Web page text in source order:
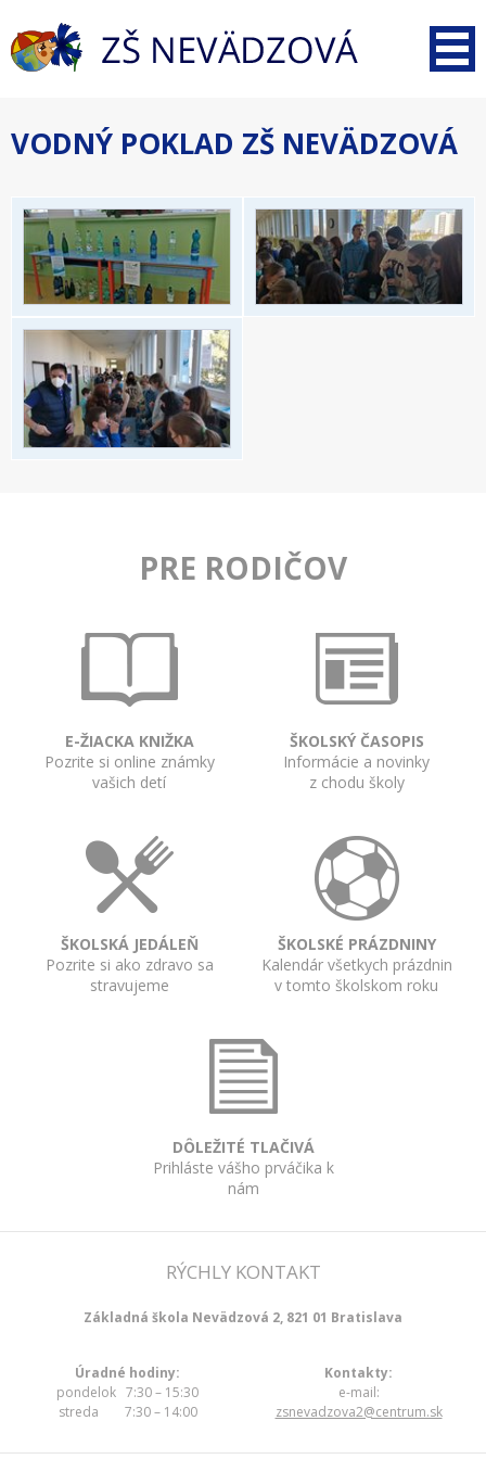
VODNÝ POKLAD ZŠ NEVÄDZOVÁ
PRE RODIČOV
E-ŽIACKA KNIŽKA
Pozrite si online známky
vašich detí
ŠKOLSKÝ ČASOPIS
Informácie a novinky
z chodu školy
ŠKOLSKÁ JEDÁLEŇ
Pozrite si ako zdravo sa
stravujeme
ŠKOLSKÉ PRÁZDNINY
Kalendár všetkych prázdnin
v tomto školskom roku
DÔLEŽITÉ TLAČIVÁ
Prihláste vášho prváčika k
nám
RÝCHLY KONTAKT
Základná škola Nevädzová 2, 821 01 Bratislava
Úradné hodiny:
pondelok 7:30 – 15:30
streda 7:30 – 14:00
Kontakty:
e-mail:
zsnevadzova2@centrum.sk